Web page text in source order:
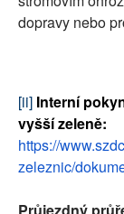
dopravy nebo
[ii] Interní
vyšší zeleně:
https://
zeleznic/